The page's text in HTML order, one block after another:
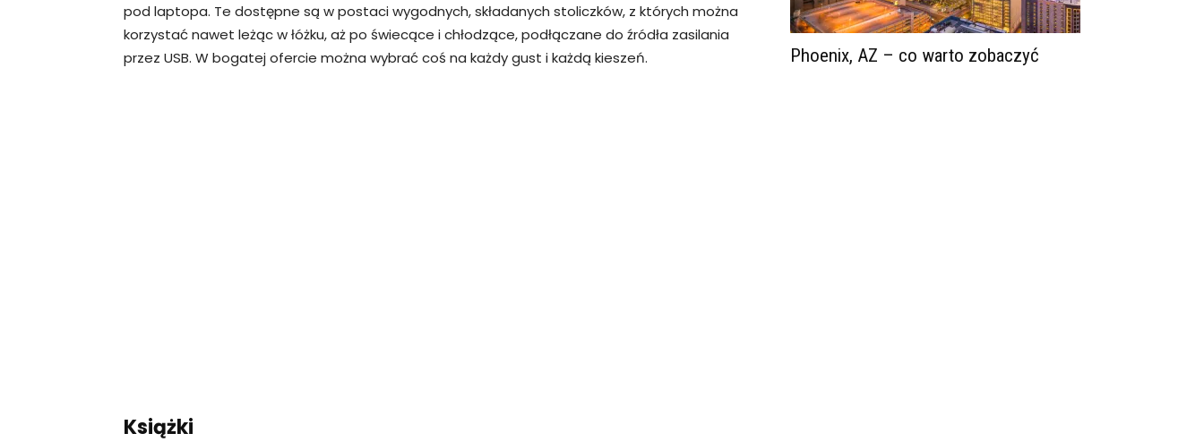
pod laptopa. Te dostępne są w postaci wygodnych, składanych stoliczków, z których można
korzystać nawet leżąc w łóżku, aż po świecące i chłodzące, podłączane do źródła zasilania
przez USB. W bogatej ofercie można wybrać coś na każdy gust i każdą kieszeń.
Książki
Phoenix, AZ – co warto zobaczyć